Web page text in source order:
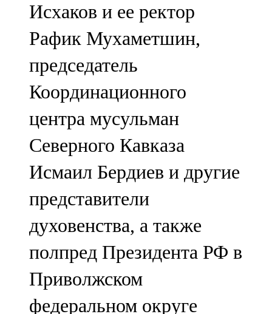
Исхаков и ее ректор
Рафик Мухаметшин,
председатель
Координационного
центра мусульман
Северного Кавказа
Исмаил Бердиев и другие
представители
духовенства, а также
полпред Президента РФ в
Приволжском
федеральном округе